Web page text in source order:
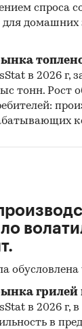
спроса
для
в 2026 г,
тонн. Рост
грилей
в 2026 г,
в